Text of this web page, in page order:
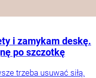
i zamykam deskę.
po szczotkę
trzeba usuwać siłą.